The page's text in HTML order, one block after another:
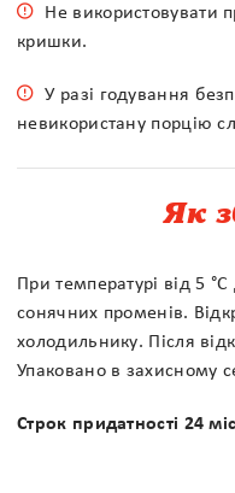
Не використовувати
кришки.
У разі годування
невикористану порцію
Як
При температурі від 5
сонячних променів.
холодильнику. Після
Упаковано в захисному
Строк придатності 24